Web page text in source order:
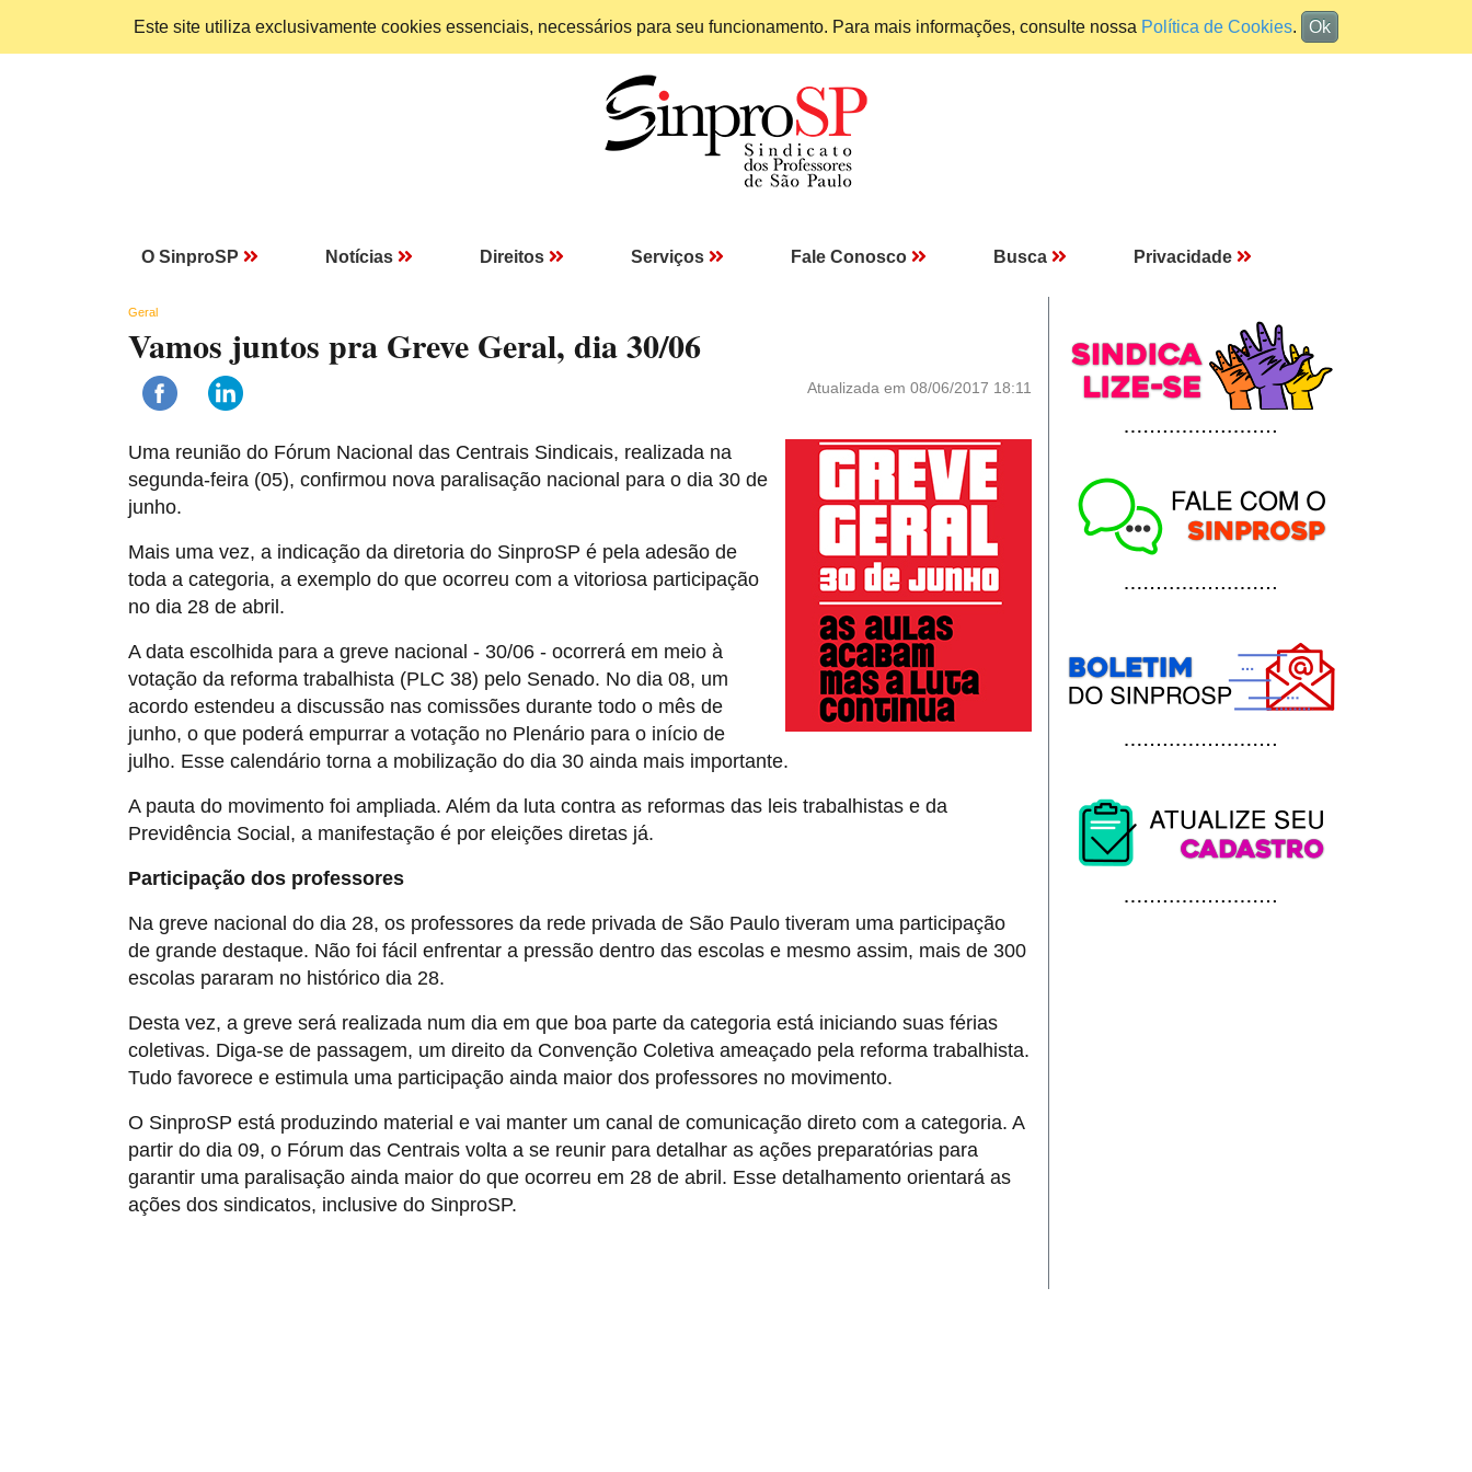
Este site utiliza exclusivamente cookies essenciais, necessários para seu funcionamento. Para mais informações, consulte nossa Política de Cookies. Ok
O SinproSP Notícias Direitos Serviços Fale Conosco Busca Privacidade
Geral
Vamos juntos pra Greve Geral, dia 30/06
Atualizada em 08/06/2017 18:11
Uma reunião do Fórum Nacional das Centrais Sindicais, realizada na
segunda-feira (05), confirmou nova paralisação nacional para o dia 30 de
junho.
Mais uma vez, a indicação da diretoria do SinproSP é pela adesão de
toda a categoria, a exemplo do que ocorreu com a vitoriosa participação
no dia 28 de abril.
A data escolhida para a greve nacional - 30/06 - ocorrerá em meio à
votação da reforma trabalhista (PLC 38) pelo Senado. No dia 08, um
acordo estendeu a discussão nas comissões durante todo o mês de
junho, o que poderá empurrar a votação no Plenário para o início de
julho. Esse calendário torna a mobilização do dia 30 ainda mais importante.
A pauta do movimento foi ampliada. Além da luta contra as reformas das leis trabalhistas e da
Previdência Social, a manifestação é por eleições diretas já.
Participação dos professores
Na greve nacional do dia 28, os professores da rede privada de São Paulo tiveram uma participação
de grande destaque. Não foi fácil enfrentar a pressão dentro das escolas e mesmo assim, mais de 300
escolas pararam no histórico dia 28.
Desta vez, a greve será realizada num dia em que boa parte da categoria está iniciando suas férias
coletivas. Diga-se de passagem, um direito da Convenção Coletiva ameaçado pela reforma trabalhista.
Tudo favorece e estimula uma participação ainda maior dos professores no movimento.
O SinproSP está produzindo material e vai manter um canal de comunicação direto com a categoria. A
partir do dia 09, o Fórum das Centrais volta a se reunir para detalhar as ações preparatórias para
garantir uma paralisação ainda maior do que ocorreu em 28 de abril. Esse detalhamento orientará as
ações dos sindicatos, inclusive do SinproSP.